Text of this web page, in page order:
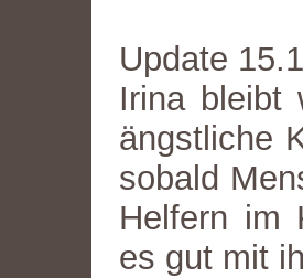
Update
Irina bleibt
ängstliche
sobald
Helfern im
es gut mit